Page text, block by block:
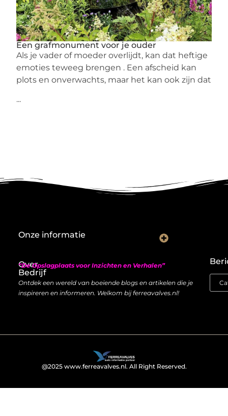
Een grafmonument voor je ouder
Als je vader of moeder overlijdt, kan dat heftige
emoties teweeg brengen . Een afscheid kan
plots en onverwachts, maar het kan ook zijn dat
...
Over
Bedrijf
“De Opslagplaats voor Inzichten en Verhalen”
Ontdek een wereld van boeiende blogs en artikelen die je
inspireren en informeren. Welkom bij ferreavalves.nl!
Onze informatie
@2025 www.ferreavalves.nl. All Right Reserved.